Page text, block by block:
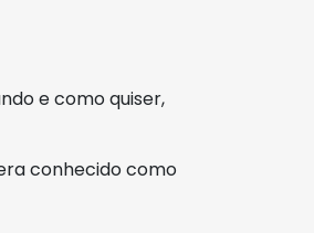
e como quiser,
conhecido como